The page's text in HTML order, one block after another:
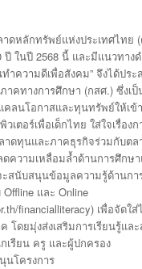
าดหลักทรัพย์แห่งประเทศไทย
ปี ในปี 2568 นี้ และมีแนวทางด
ำความดีเพื่อสังคม” จึงได้ปร
าคทางการศึกษา (กสศ.) ซึ่งเ
คลนโอกาสและทุนทรัพย์ให้เข้
เตอร์เพื่อเด็กไทย ใส่ใจเรื่องก
ดทุนและภาคธุรกิจร่วมกับต
ความเหลื่อมล้ำด้านการศึกษ
สนับสนุนข้อมูลความรู้ด้านการ
และ Online
financialliteracy) เพื่อจัดใส่
โดยมุ่งส่งเสริมการเรียนรู้แล
เรียน ครู และผู้ปกครอง
นโครงการ